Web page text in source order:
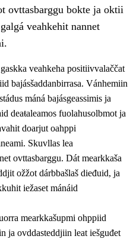
oahpahus
gaskka
ovttasbarggu bokte ja oktii
veahkehit nannet
veahkeha positiivvalaččat
bajásšaddanbirrasa. Vánhemiin
máná bajásgeassimis ja
deaŧaleamos fuolahusolbmot ja
doarjut oahppi
Skuvllas lea
ovttasbarggu. Dát mearkkaša
ožžot dárbbašlaš dieđuid, ja
iežaset mánáid
mearkkašupmi ohppiid
ja ovddasteddjiin leat iešguđet